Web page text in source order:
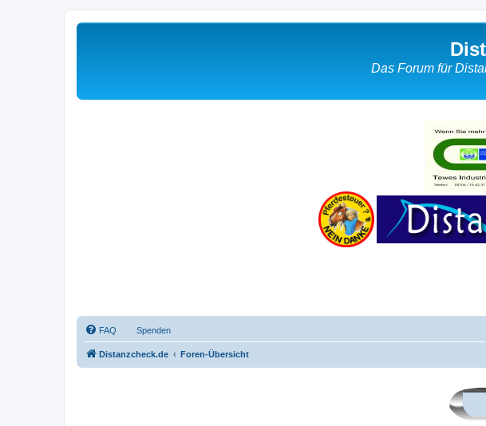
Das Forum für
FAQ Spenden
Distanzcheck.de Foren-Übersicht